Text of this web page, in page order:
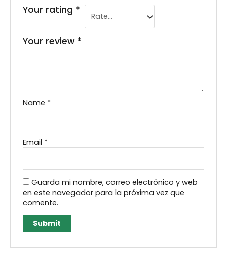
Your rating *
Your review *
Name *
Email *
Guarda mi nombre, correo electrónico y web
en este navegador para la próxima vez que
comente.